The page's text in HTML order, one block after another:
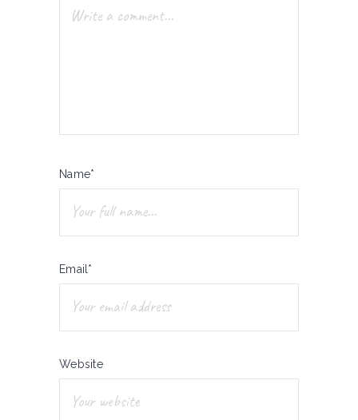
Name*
Email*
Website